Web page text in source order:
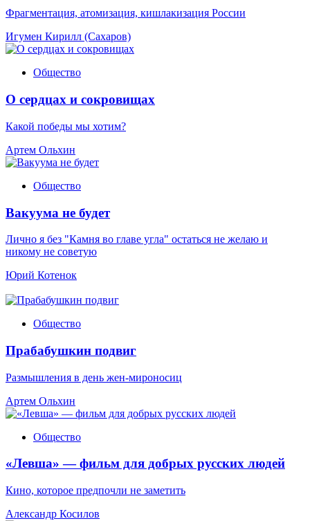
Фрагментация, атомизация, кишлакизация России
Игумен Кирилл (Сахаров)
Общество
О сердцах и сокровищах
Какой победы мы хотим?
Артем Ольхин
Общество
Вакуума не будет
Лично я без "Камня во главе угла" остаться не желаю и
никому не советую
Юрий Котенок
Общество
Прабабушкин подвиг
Размышления в день жен-мироносиц
Артем Ольхин
Общество
«Левша» — фильм для добрых русских людей
Кино, которое предпочли не заметить
Александр Косилов